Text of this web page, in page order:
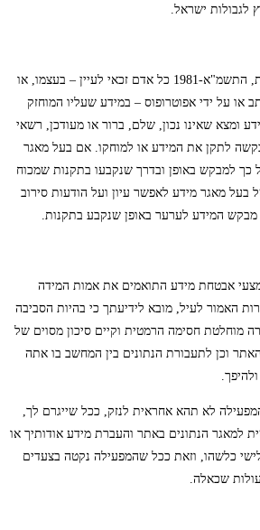
לגבולות ישראל.
30. על פי חוק הגנת הפרטיות, התשמ"א-1981 כל אדם זכאי לעיין – בעצמו, או
או על ידי אפוטרופוס – במידע שעליו המוחזק
ומצא שאינו נכון, שלם, ברור או מעודכן, רשאי
לתקן את המידע או למוחקו. אם בעל מאגר
כך למבקש באופן ובדרך שנקבעו בתקנות שמכוח
בעל מאגר מידע לאפשר עיון ועל הודעות סירוב
המידע לערער באופן שנקבע בתקנות.
אבטחת מידע התואמים את אמות המידה
האמור לעיל, מובא לידיעתך כי בהיות הסביבה
מוחלטת חסימה הרמטית וקיים סיכון מסוים של
וכן לתעבורת הנתונים בין המחשב בו אתה
המפעילה לא תהא אחראית לנזק, ככל שייגרם לך,
למאגר הנתונים באתר והעברת מידע אודותיך או
כלשהו, וזאת ככל שהמפעילה נקטה בצעדים
שכאלה.